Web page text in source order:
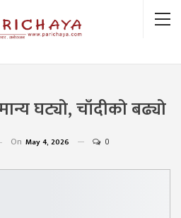
घट्यो, चाँदीको बढ्यो
On May 4, 2026 0